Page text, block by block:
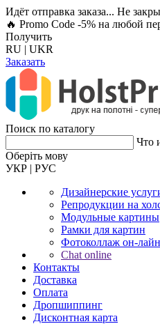
Идёт отправка заказа... Не
🔥 Promo Code -5% на любой
Получить
RU | UKR
Заказать
Поиск по каталогу
Что
Оберiть мову
УКР | РУС
Дизайнерские
Репродукции на
Модульные картины
Рамки для картин
Фотоколлаж он-лайн
Chat online
Контакты
Доставка
Оплата
Дропшиппинг
Дисконтная карта